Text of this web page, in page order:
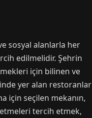
sosyal alanlarla her
edilmelidir. Şehrin
için bilinen ve
yer alan restoranlar
için seçilen mekanın,
tercih etmek,